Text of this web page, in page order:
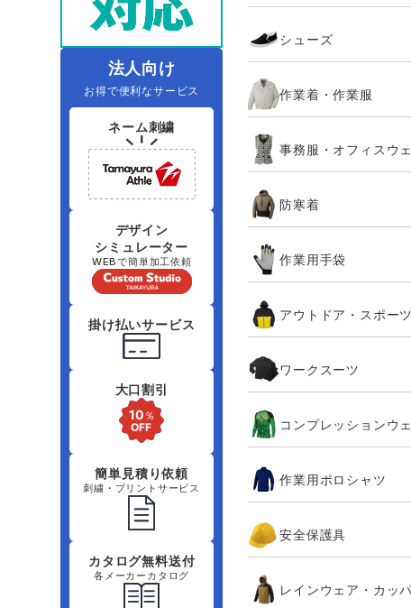
ファン付きウェア（空調服シリー
ズ）
電
アイトス ランキング ジーベック
住商モンブラン ボンマックス
シンメン 日進ゴム
タカヤ商事
アタックベース サンエス
藤井電工
シューズ
作業着・作業服
事務服・オフィスウ
防寒着
作業用手袋
アウトドア・スポーツ
ワークスーツ
コンプレッションウ
作業用ポロシャツ
安全保護具
レインウェア・カッパ
法人向け
お得で便利なサービス
ネーム刺繍
デザイン
シミュレーター
WEBで簡単加工依頼
掛け払いサービス
大口割引
簡単見積り依頼
刺繍・プリントサービス
カタログ無料送付
各メーカーカタログ